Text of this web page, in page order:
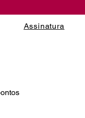
Assinatura